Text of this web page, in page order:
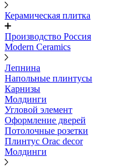
Керамическая плитка
Производство Россия
Modern Ceramics
Лепнина
Напольные плинтусы
Карнизы
Молдинги
Угловой элемент
Оформление дверей
Потолочные розетки
Плинтус Orac decor
Молдинги